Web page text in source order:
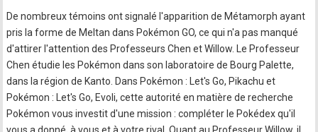
De nombreux témoins ont signalé l'apparition de Métamorph ayant
pris la forme de Meltan dans Pokémon GO, ce qui n'a pas manqué
d'attirer l'attention des Professeurs Chen et Willow. Le Professeur
Chen étudie les Pokémon dans son laboratoire de Bourg Palette,
dans la région de Kanto. Dans Pokémon : Let's Go, Pikachu et
Pokémon : Let's Go, Evoli, cette autorité en matière de recherche
Pokémon vous investit d'une mission : compléter le Pokédex qu'il
vous a donné, à vous et à votre rival. Quant au Professeur Willow, il